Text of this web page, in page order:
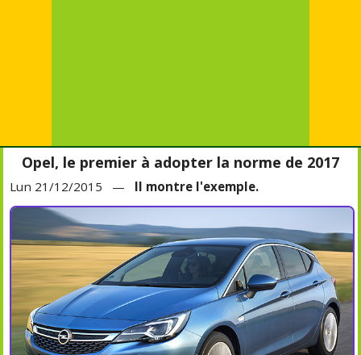
Opel, le premier à adopter la norme de 2017
Lun 21/12/2015 — Il montre l'exemple.